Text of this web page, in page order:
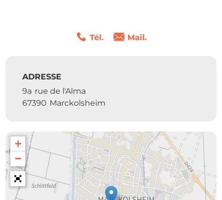
Tél. Mail.
ADRESSE
9a rue de l'Alma
67390 Marckolsheim
+
−